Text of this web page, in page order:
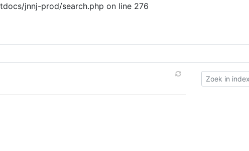
jnnj-prod/search.php on line 276